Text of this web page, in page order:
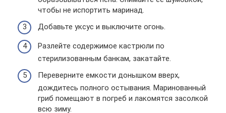
чтобы не испортить маринад.
Добавьте уксус и выключите огонь.
Разлейте содержимое кастрюли по
стерилизованным банкам, закатайте.
Переверните емкости донышком вверх,
дождитесь полного остывания. Маринованный
гриб помещают в погреб и лакомятся засолкой
всю зиму.